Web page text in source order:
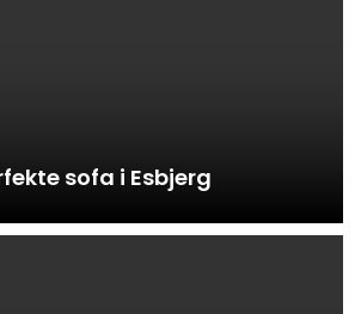
sofa i Esbjerg